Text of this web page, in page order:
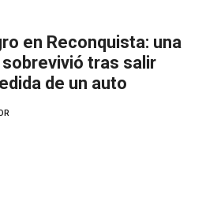
en Reconquista: una
sobrevivió tras salir
de un auto